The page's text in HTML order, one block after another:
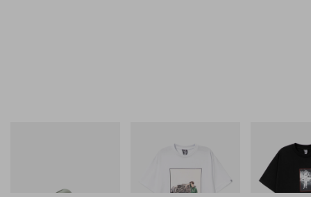
Billionaire Boys Club X Initial
D Cotton T-Shirt 2
BILLIONAIRE
INITIAL D
쇼핑하기